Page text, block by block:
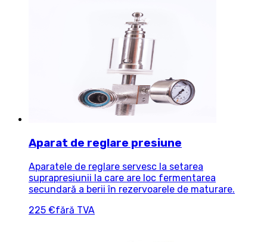
Aparat de reglare presiune
Aparatele de reglare servesc la setarea
suprapresiunii la care are loc fermentarea
secundară a berii în rezervoarele de maturare.
225 €fără TVA